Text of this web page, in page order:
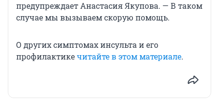
предупреждает Анастасия Якупова. — В таком
случае мы вызываем скорую помощь.
О других симптомах инсульта и его
профилактикечитайте в этом материале.